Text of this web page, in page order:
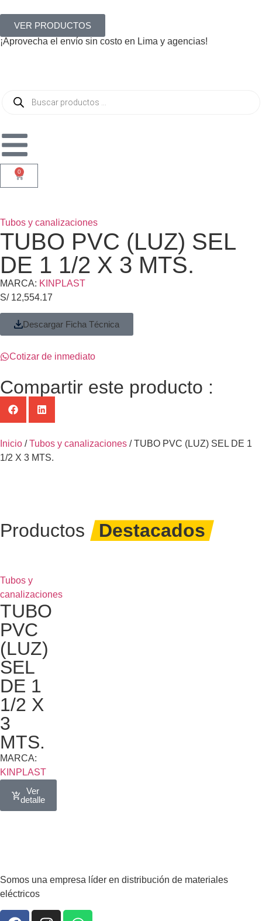
VER PRODUCTOS
¡Aprovecha el envío sin costo en Lima y agencias!
0
Tubos y canalizaciones
TUBO PVC (LUZ) SEL
DE 1 1/2 X 3 MTS.
MARCA: KINPLAST
S/12,554.17
Descargar Ficha Técnica
Cotizar de inmediato
Compartir este producto :
Inicio /Tubos y canalizaciones / TUBO PVC (LUZ) SEL DE 1
1/2 X 3 MTS.
Productos Destacados
Tubos y
canalizaciones
TUBO
PVC
(LUZ)
SEL
DE 1
1/2 X
3
MTS.
MARCA:
KINPLAST
Ver
detalle
Somos una empresa líder en distribución de materiales
eléctricos